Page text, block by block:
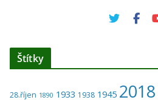
Štítky
28.říjen 1890 1933 1938 1945 2018